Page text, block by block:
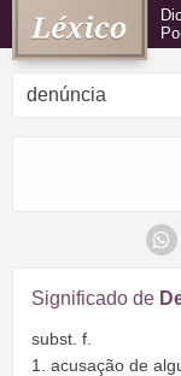
Significado de
subst. f.
1. acusação de